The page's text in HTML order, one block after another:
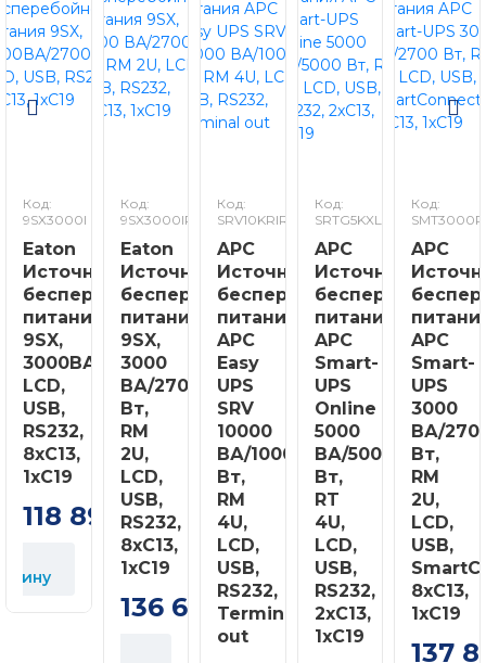
Код:
9SX3000I
Eaton
Источник
бесперебойного
питания
9SX,
3000ВА/2700Вт,
LCD,
USB,
RS232,
8xC13,
1xC19
118 896 грн
Код:
9SX3000IR
Eaton
Источник
бесперебойного
питания
9SX,
3000
ВА/2700
Вт,
RM
2U,
LCD,
USB,
RS232,
8xC13,
1xC19
136 697 грн
Код:
SRV10KRIRK
APC
Источник
бесперебойного
питания
APC
Easy
UPS
SRV
10000
ВА/10000
Вт,
RM
4U,
LCD,
USB,
RS232,
Terminal
out
Код:
SRTG5KXLI
APC
Источник
бесперебойного
питания
APC
Smart-
UPS
Online
5000
ВА/5000
Вт,
RT
4U,
LCD,
USB,
RS232,
2xC13,
1xC19
Код:
APC
APC
Smart-
UPS
3000
ВА/
Вт,
RM
2U,
LCD,
USB,
8xC13,
1xC19
137